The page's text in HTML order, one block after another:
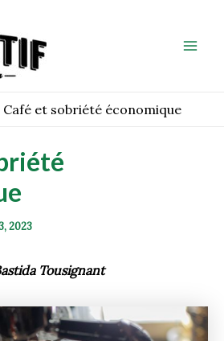
Café et sobriété économique
2023
Tousignant